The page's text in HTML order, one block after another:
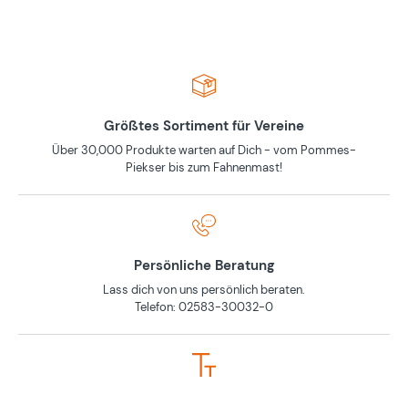
Größtes Sortiment für Vereine
Über 30,000 Produkte warten auf Dich - vom Pommes-
Piekser bis zum Fahnenmast!
Persönliche Beratung
Lass dich von uns persönlich beraten.
Telefon: 02583-30032-0